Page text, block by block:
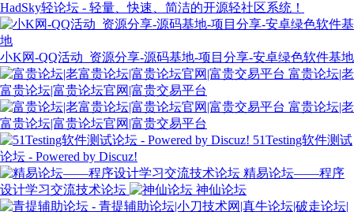
HadSky轻论坛 - 轻量、快速、简洁的开源轻社区系统！
小K网-QQ活动_资源分享-源码基地-项目分享-安卓绿色软件基地
富贵论坛|老
富贵论坛|富贵论坛官网|富贵交易平台
富贵论坛|老
富贵论坛|富贵论坛官网|富贵交易平台
51Testing软件测试
论坛 - Powered by Discuz!
精易论坛——程序
设计学习交流技术论坛
神仙论坛